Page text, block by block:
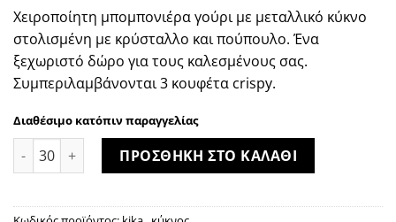
Χειροποίητη μπομπονιέρα γούρι με μεταλλικό κύκνο
στολισμένη με κρύσταλλο και πούπουλο. Ένα
ξεχωριστό δώρο για τους καλεσμένους σας.
Συμπεριλαμβάνονται 3 κουφέτα crispy.
Διαθέσιμο κατόπιν παραγγελίας
kika_κύκνος ποσότηταΠΡΟΣΘΗΚΗ ΣΤΟ ΚΑΛΑΘΙ